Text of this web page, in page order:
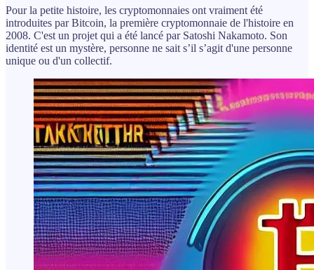
Pour la petite histoire, les cryptomonnaies ont vraiment été
introduites par Bitcoin, la première cryptomonnaie de l'histoire en
2008. C'est un projet qui a été lancé par Satoshi Nakamoto. Son
identité est un mystère, personne ne sait s’il s’agit d'une personne
unique ou d'un collectif.